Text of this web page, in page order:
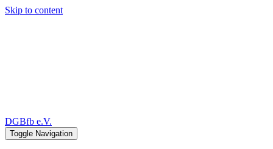
Skip to content
DGBfb e.V.
Toggle Navigation